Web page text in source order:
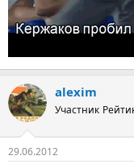
alexim
Участник
29.06.2012